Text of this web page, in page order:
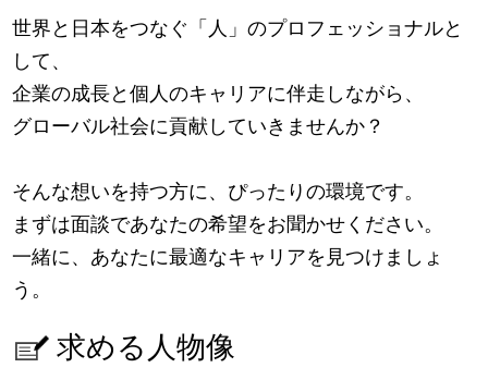
世界と日本をつなぐ「人」のプロフェッショナルと
して、
企業の成長と個人のキャリアに伴走しながら、
グローバル社会に貢献していきませんか？
そんな想いを持つ方に、ぴったりの環境です。
まずは面談であなたの希望をお聞かせください。
一緒に、あなたに最適なキャリアを見つけましょ
う。
求める人物像